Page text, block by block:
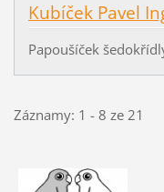
Kubíček Pavel
Papoušíček
Záznamy: 1 - 8 ze 21